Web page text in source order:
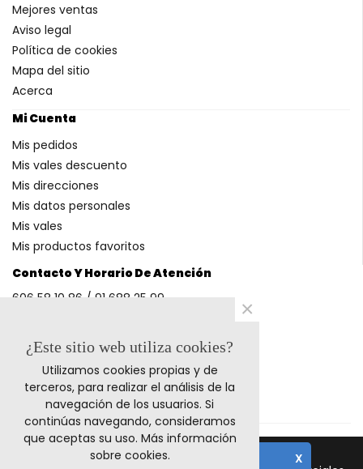
Contacto Y Horario De Atención
606 58 10 86 / 91 688 25 99
Métodos De Pago
Mejores ventas
Aviso legal
Política de cookies
Mapa del sitio
Acerca
Mi Cuenta
Mis pedidos
Mis vales descuento
Mis direcciones
Mis datos personales
Mis vales
Mis productos favoritos
X
¿Este sitio web utiliza cookies?
Utilizamos cookies propias y de
terceros, para realizar el análisis de la
navegación de los usuarios. Si
continúas navegando, consideramos
que aceptas su uso. Más información
sobre cookies.
×